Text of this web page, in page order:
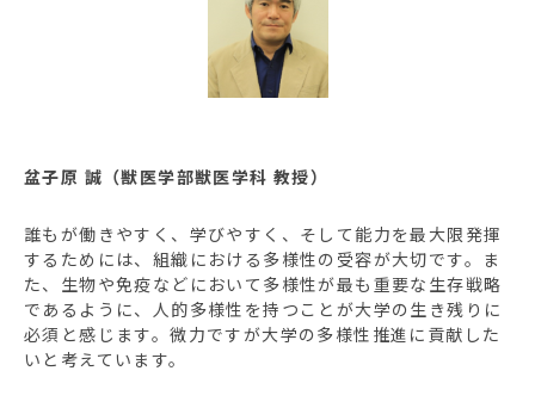
盆子原 誠（獣医学部獣医学科 教授）
誰もが働きやすく、学びやすく、そして能力を最大限発揮
するためには、組織における多様性の受容が大切です。ま
た、生物や免疫などにおいて多様性が最も重要な生存戦略
であるように、人的多様性を持つことが大学の生き残りに
必須と感じます。微力ですが大学の多様性推進に貢献した
いと考えています。